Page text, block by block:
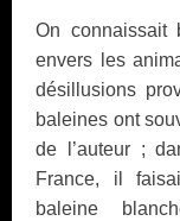
On connaissait
envers les
désillusions
baleines ont
de l’auteur ;
France, il
baleine